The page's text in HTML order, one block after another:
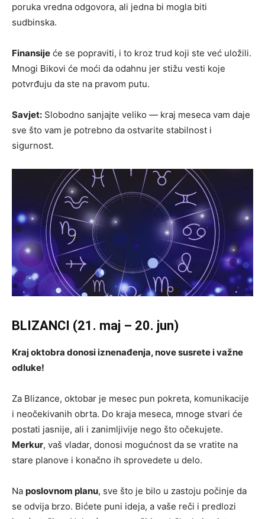
poruka vredna odgovora, ali jedna bi mogla biti
sudbinska.
Finansije će se popraviti, i to kroz trud koji ste već uložili.
Mnogi Bikovi će moći da odahnu jer stižu vesti koje
potvrđuju da ste na pravom putu.
Savjet: Slobodno sanjajte veliko — kraj meseca vam daje
sve što vam je potrebno da ostvarite stabilnost i
sigurnost.
BLIZANCI (21. maj – 20. jun)
Kraj oktobra donosi iznenađenja, nove susrete i važne
odluke!
Za Blizance, oktobar je mesec pun pokreta, komunikacije
i neočekivanih obrta. Do kraja meseca, mnoge stvari će
postati jasnije, ali i zanimljivije nego što očekujete.
Merkur, vaš vladar, donosi mogućnost da se vratite na
stare planove i konačno ih sprovedete u delo.
Na poslovnom planu, sve što je bilo u zastoju počinje da
se odvija brzo. Bićete puni ideja, a vaše reči i predlozi